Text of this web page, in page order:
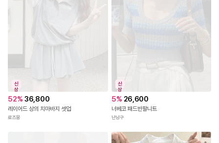
신
상
52% 36,800
레이어드 상의 치마바지 셋업
로즈몽
신
상
5% 26,600
너베코 패드반팔니트
난닝구